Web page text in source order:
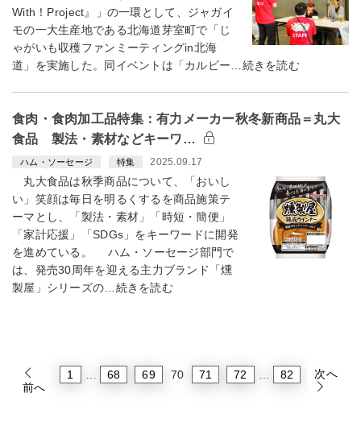
With！Project』」の一環として、ジャガイ
モの一大生産地である北海道芽室町で「じ
ゃがいも収穫ファンミーティングin北海
道」を実施した。同イベントは「カルビー…続きを読む
食肉・食肉加工品特集：有力メーカー秋冬新商品＝丸大
食品 製法・素材などキーワ…
ハム・ソーセージ 特集 2025.09.17
丸大食品は秋季商品について、「おいし
い」笑顔は毎日を明るくするを商品施策テ
ーマとし、「製法・素材」「時短・簡便」
「家計応援」「SDGs」をキーワードに開発
を進めている。 ハム・ソーセージ部門で
は、発売30周年を迎える主力ブランド「燻
製屋」シリーズの…続きを読む
前へ
1 68 69 70 71 72 82 次へ